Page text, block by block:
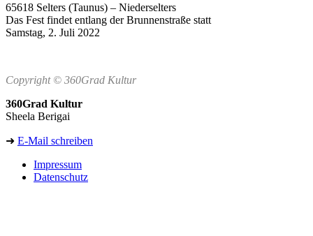
65618 Selters (Taunus) – Niederselters
Das Fest findet entlang der Brunnenstraße statt
Samstag, 2. Juli 2022
Copyright © 360Grad Kultur
360Grad Kultur
Sheela Berigai
➜ E-Mail schreiben
Impressum
Datenschutz